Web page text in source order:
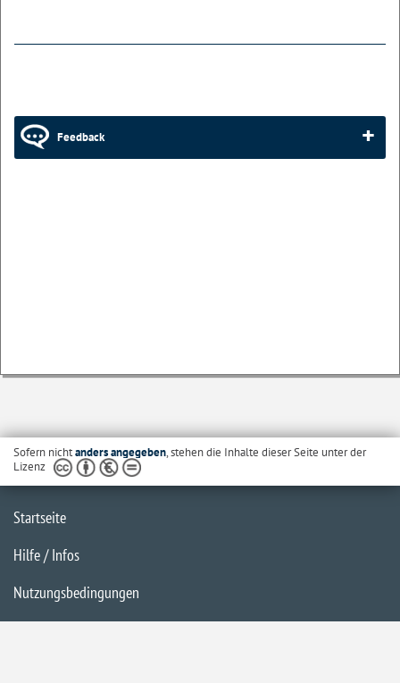
Feedback
Sofern nichtanders angegeben, stehen die Inhalte dieser Seite unter der
Lizenz
Startseite
Hilfe / Infos
Nutzungsbedingungen